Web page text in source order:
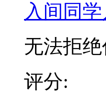
入间同
无法拒
评分: